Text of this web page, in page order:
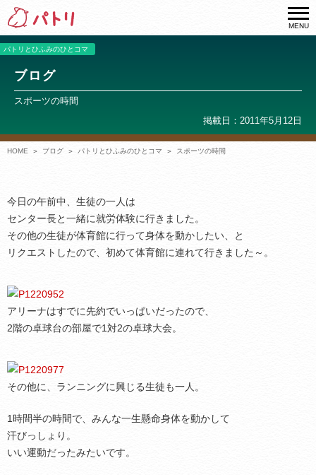
MENU
パトリとひふみのひとコマ
ブログ
スポーツの時間
掲載日：2011年5月12日
HOME ブログ パトリとひふみのひとコマ スポーツの時間
今日の午前中、生徒の一人は
センター長と一緒に就労体験に行きました。
その他の生徒が体育館に行って身体を動かしたい、と
リクエストしたので、初めて体育館に連れて行きました～。
アリーナはすでに先約でいっぱいだったので、
2階の卓球台の部屋で1対2の卓球大会。
その他に、ランニングに興じる生徒も一人。
1時間半の時間で、みんな一生懸命身体を動かして
汗びっしょり。
いい運動だったみたいです。